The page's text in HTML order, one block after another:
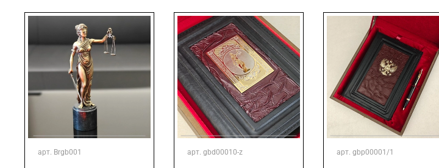
Подарки брокеру
Подарки директору/руководителю
Подарки строителю
Подарки учителю
арт. Brgb001 арт. gbd00010-z арт. gbp00001/1